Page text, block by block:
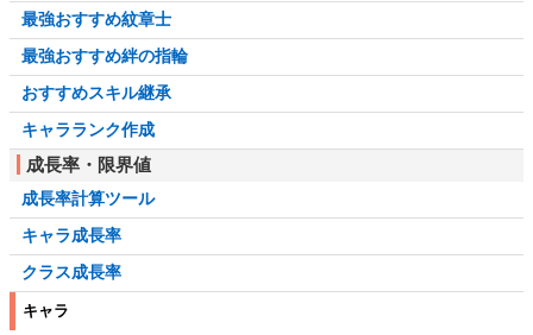
最強おすすめ紋章士
最強おすすめ絆の指輪
おすすめスキル継承
キャラランク作成
成長率・限界値
成長率計算ツール
キャラ成長率
クラス成長率
キャラ